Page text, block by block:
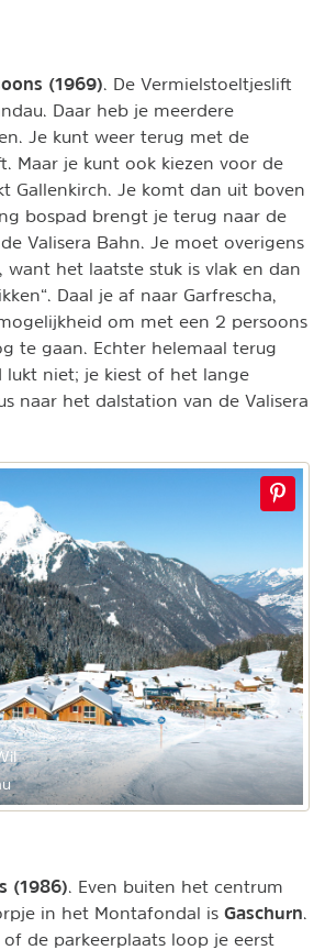
(1969) . De Vermielstoeltjeslift
Daar heb je meerdere
Je kunt weer terug met de
Maar je kunt ook kiezen voor de
Gallenkirch. Je komt dan uit boven
bospad brengt je terug naar de
Valisera Bahn. Je moet overigens
want het laatste stuk is vlak en dan
Daal je af naar Garfrescha,
om met een 2 persoons
te gaan. Echter helemaal terug
lukt niet; je kiest of het lange
naar het dalstation van de Valisera
(1986) . Even buiten het centrum
in het Montafondal is Gaschurn
de parkeerplaats loop je eerst